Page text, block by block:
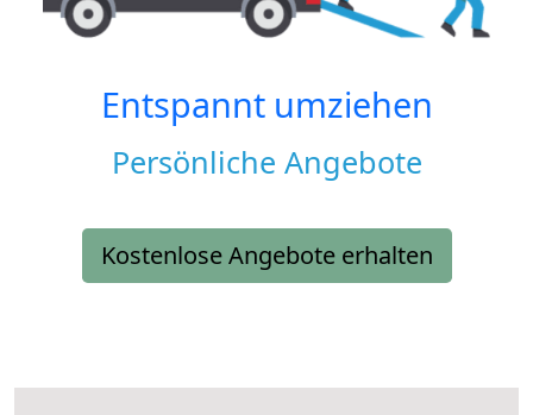
Entspannt umziehen
Persönliche Angebote
Kostenlose Angebote erhalten